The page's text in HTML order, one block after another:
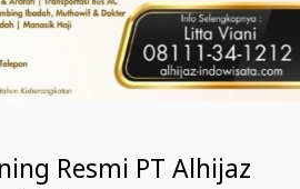
Resmi PT Alhijaz